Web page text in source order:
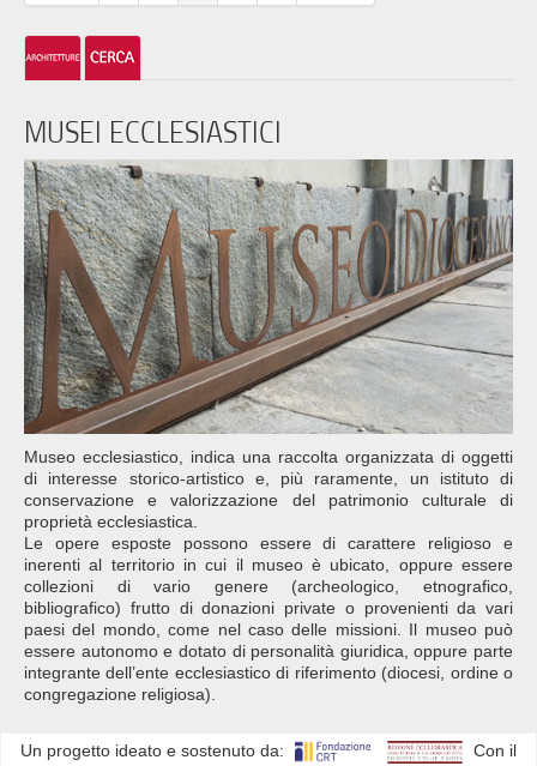
MUSEI ECCLESIASTICI
Museo ecclesiastico, indica una raccolta organizzata di oggetti
di interesse storico-artistico e, più raramente, un istituto di
conservazione e valorizzazione del patrimonio culturale di
proprietà ecclesiastica.
Le opere esposte possono essere di carattere religioso e
inerenti al territorio in cui il museo è ubicato, oppure essere
collezioni di vario genere (archeologico, etnografico,
bibliografico) frutto di donazioni private o provenienti da vari
paesi del mondo, come nel caso delle missioni. Il museo può
essere autonomo e dotato di personalità giuridica, oppure parte
integrante dell’ente ecclesiastico di riferimento (diocesi, ordine o
congregazione religiosa).
Un progetto ideato e sostenuto da: Con il